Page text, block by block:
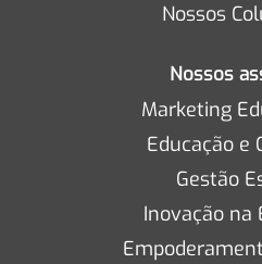
Nossos
Nossos
Marketing
Educação e
Gestão
Inovação na